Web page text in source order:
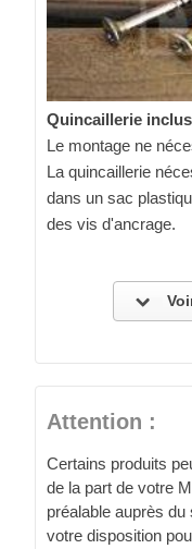
Quincaillerie
Le montage ne
La quincaillerie
dans un sac
des vis d'ancrage.
Attention :
Certains produits
de la part de votre
préalable auprès
votre disposition